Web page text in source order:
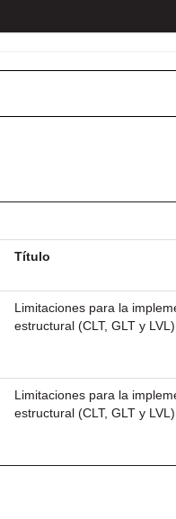
Título
Limitaciones para la
estructural (CLT, GLT y
Limitaciones para la
estructural (CLT, GLT y